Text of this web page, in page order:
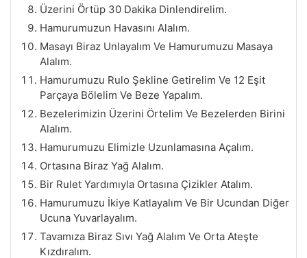
Üzerini Örtüp 30 Dakika Dinlendirelim.
Hamurumuzun Havasını Alalım.
Masayı Biraz Unlayalım Ve Hamurumuzu Masaya
Alalım.
Hamurumuzu Rulo Şekline Getirelim Ve 12 Eşit
Parçaya Bölelim Ve Beze Yapalım.
Bezelerimizin Üzerini Örtelim Ve Bezelerden Birini
Alalım.
Hamurumuzu Elimizle Uzunlamasına Açalım.
Ortasına Biraz Yağ Alalım.
Bir Rulet Yardımıyla Ortasına Çizikler Atalım.
Hamurumuzu İkiye Katlayalım Ve Bir Ucundan Diğer
Ucuna Yuvarlayalım.
Tavamıza Biraz Sıvı Yağ Alalım Ve Orta Ateşte
Kızdıralım.